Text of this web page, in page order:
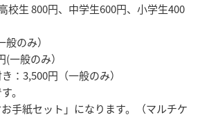
校生 800円、中学生600円、小学生400
のみ）
一般のみ）
：3,500円（一般のみ）
。
手紙セット」になります。（マルチケ